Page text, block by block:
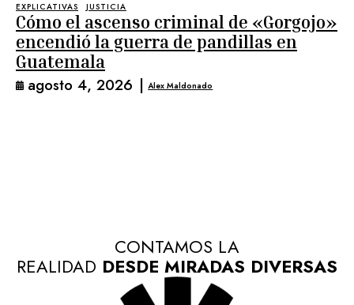
EXPLICATIVAS JUSTICIA
Cómo el ascenso criminal de «Gorgojo»
encendió la guerra de pandillas en
Guatemala
agosto 4, 2026 | Alex Maldonado
CONTAMOS LA
REALIDAD DESDE MIRADAS DIVERSAS